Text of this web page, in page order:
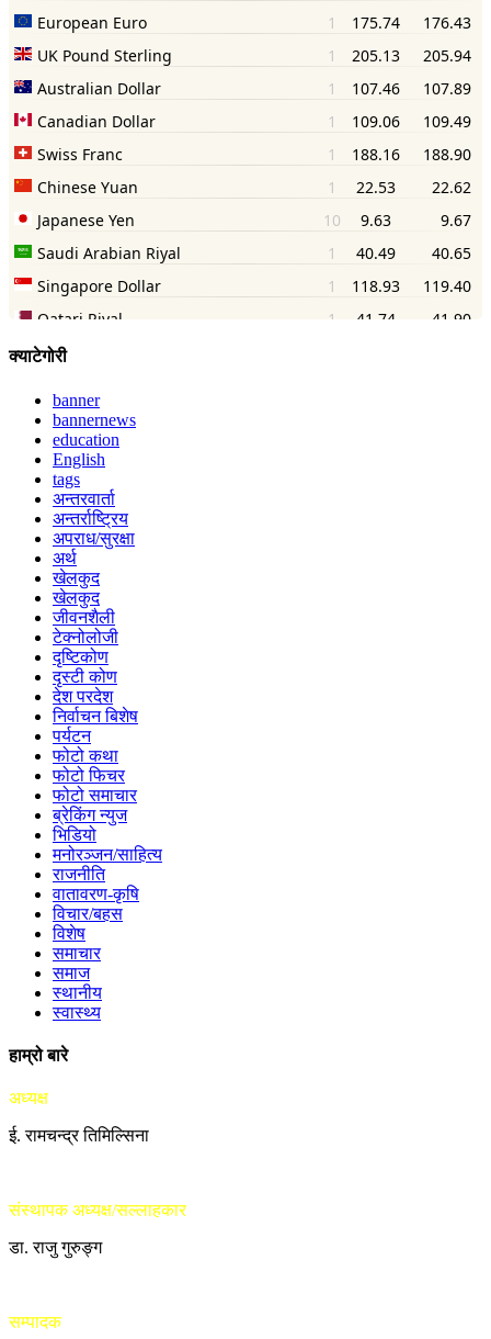
क्याटेगोरी
banner
bannernews
education
English
tags
अन्तरवार्ता
अन्तर्राष्ट्रिय
अपराध/सुरक्षा
अर्थ
खेलकुद
खेलकुद
जीवनशैली
टेक्नोलोजी
दृष्टिकोण
दृस्टी कोण
देश परदेश
निर्वाचन बिशेष
पर्यटन
फोटो कथा
फोटो फिचर
फोटो समाचार
ब्रेकिंग न्युज
भिडियो
मनोरञ्जन/साहित्य
राजनीति
वातावरण-कृषि
विचार/बहस
विशेष
समाचार
समाज
स्थानीय
स्वास्थ्य
हाम्रो बारे
अध्यक्ष
ई. रामचन्द्र तिमिल्सिना
संस्थापक अध्यक्ष/सल्लाहकार
डा. राजु गुरुङ्ग
सम्पादक